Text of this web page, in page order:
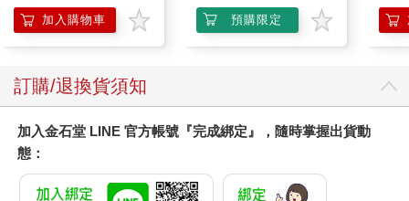
點有機的活動。當時聖公會教堂外頭的街道擠滿了人，我爸媽從
不上這座教堂，卻幾乎所有人都淚眼汪汪，並宣稱自己是由偉大
的艾利森醫生接生而來到這世上，即便其中大多數人顯然都太年
景，我至今依然無法理解，或為之創造出什麼意義。
《我有病》一／贏（節選）
老媽看著我和塔德崔絲並叫我們「人沼」，一切就是這麼開始
的。「人沼，」她說，「你們這些小王八蛋啥也不是就是人
沼。」我盯著她心想「人沼」是三小意思我也不喜歡她臉上的表
加入購物車 預購限定
訂購/退換貨須知
加入金石堂 LINE 官方帳號『完成綁定』，隨時掌握出貨動
態：